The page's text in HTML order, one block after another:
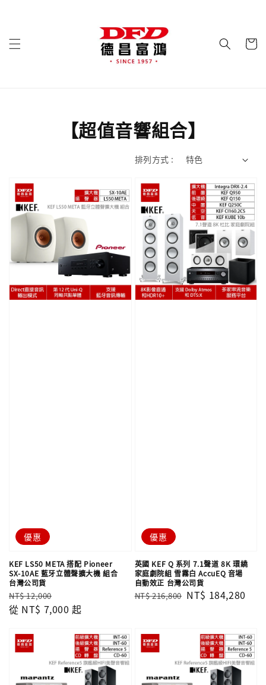
【超值音響組合】
排列方式 :
優惠
KEF LS50 META 搭配 Pioneer
SX-10AE 藍牙立體聲擴大機 組合
台灣公司貨
Regular
price
NT$ 12,000
price
從 NT$ 7,000 起
優惠
英國 KEF Q 系列 7.1聲道 8K 環繞
家庭劇院組 雪霧白 AccuEQ 音場
自動效正 台灣公司貨
Regular
NT$ 216,800 Sale
NT$ 184,280